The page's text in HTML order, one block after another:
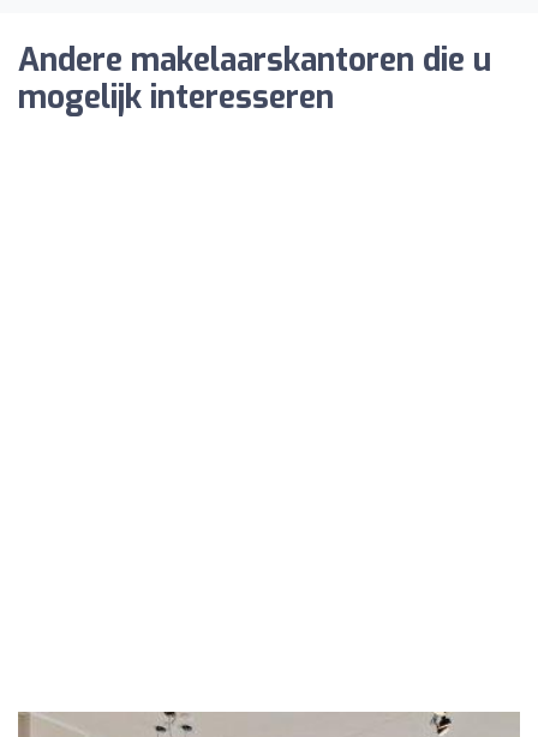
Andere makelaarskantoren die u
mogelijk interesseren